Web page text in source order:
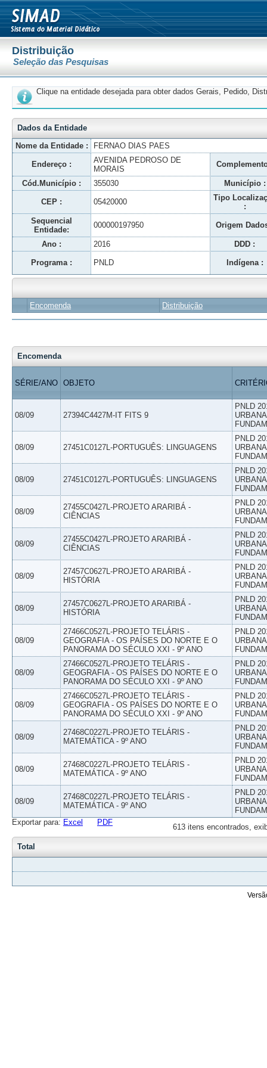
Distribuição
Seleção das Pesquisas
Clique na entidade desejada para obter dados Gerais, Pedido,
Dados da Entidade
Nome da Entidade :
FERNAO DIAS PAES
Endereço :
AVENIDA PEDROSO DE
MORAIS
Cód.Município : 355030 Município :
CEP : 05420000
Tipo
:
Sequencial
Entidade:
000000197950 Origem
Ano : 2016 DDD :
Programa : PNLD Indígena :
Encomenda Distribuição
Encomenda
SÉRIE/ANO OBJETO
08/09 27394C4427M-IT FITS 9
PNLD
08/09 27451C0127L-PORTUGUÊS: LINGUAGENS
PNLD
08/09 27451C0127L-PORTUGUÊS: LINGUAGENS
PNLD
08/09
27455C0427L-PROJETO ARARIBÁ -
CIÊNCIAS
PNLD
08/09
27455C0427L-PROJETO ARARIBÁ -
CIÊNCIAS
PNLD
08/09
27457C0627L-PROJETO ARARIBÁ -
HISTÓRIA
PNLD
08/09
27457C0627L-PROJETO ARARIBÁ -
HISTÓRIA
PNLD
08/09
27466C0527L-PROJETO TELÁRIS -
GEOGRAFIA - OS PAÍSES DO NORTE E O
PANORAMA DO SÉCULO XXI - 9º ANO
PNLD
08/09
27466C0527L-PROJETO TELÁRIS -
GEOGRAFIA - OS PAÍSES DO NORTE E O
PANORAMA DO SÉCULO XXI - 9º ANO
PNLD
08/09
27466C0527L-PROJETO TELÁRIS -
GEOGRAFIA - OS PAÍSES DO NORTE E O
PANORAMA DO SÉCULO XXI - 9º ANO
PNLD
08/09
27468C0227L-PROJETO TELÁRIS -
MATEMÁTICA - 9º ANO
PNLD
08/09
27468C0227L-PROJETO TELÁRIS -
MATEMÁTICA - 9º ANO
PNLD
08/09
27468C0227L-PROJETO TELÁRIS -
MATEMÁTICA - 9º ANO
PNLD
613 itens encontrados,
Exportar para: Excel PDF
Total